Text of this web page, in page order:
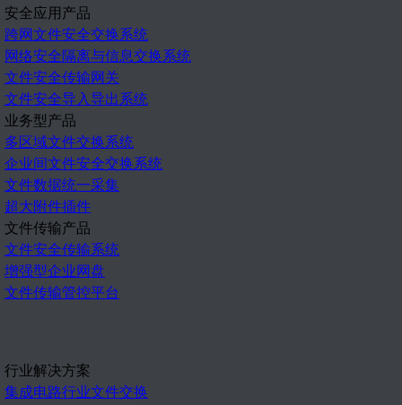
安全应用产品
跨网文件安全交换系统
网络安全隔离与信息交换系统
文件安全传输网关
文件安全导入导出系统
业务型产品
多区域文件交换系统
企业间文件安全交换系统
文件数据统一采集
超大附件插件
文件传输产品
文件安全传输系统
增强型企业网盘
文件传输管控平台
行业解决方案
集成电路行业文件交换